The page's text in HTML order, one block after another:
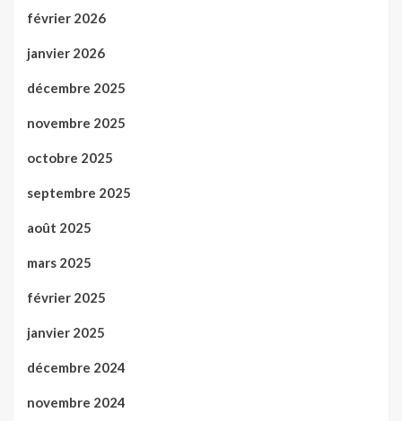
février 2026
janvier 2026
décembre 2025
novembre 2025
octobre 2025
septembre 2025
août 2025
mars 2025
février 2025
janvier 2025
décembre 2024
novembre 2024